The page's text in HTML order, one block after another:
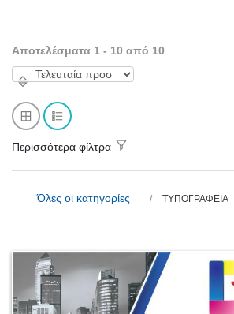
Αποτελέσματα 1 - 10 από 10
Περισσότερα φίλτρα
Όλες οι κατηγορίες ΤΥΠΟΓΡΑΦΕΙΑ